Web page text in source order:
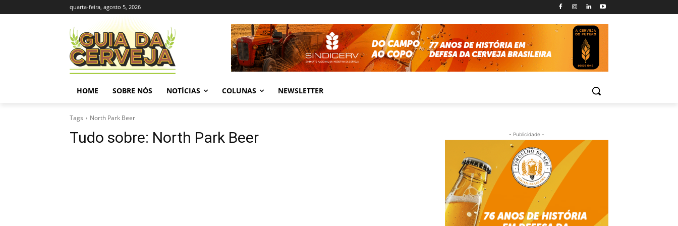
quarta-feira, agosto 5, 2026
HOME SOBRE NÓS NOTÍCIAS COLUNAS NEWSLETTER
Tags North Park Beer
Tudo sobre: North Park Beer - Publicidade -